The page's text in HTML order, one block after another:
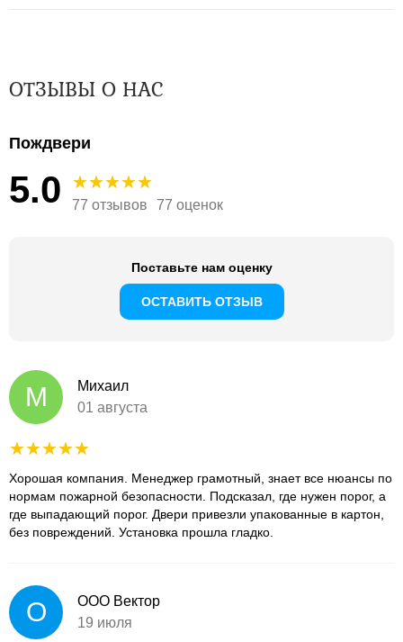
ОТЗЫВЫ О НАС
Пождвери
5.0 77 отзывов 77 оценок
Поставьте нам оценку
ОСТАВИТЬ ОТЗЫВ
М
Михаил
01 августа
Хорошая компания. Менеджер грамотный, знает все нюансы по
нормам пожарной безопасности. Подсказал, где нужен порог, а
где выпадающий порог. Двери привезли упакованные в картон,
без повреждений. Установка прошла гладко.
О
ООО Вектор
19 июля